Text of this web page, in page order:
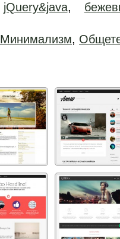
jQuery&java,
Минимализм,